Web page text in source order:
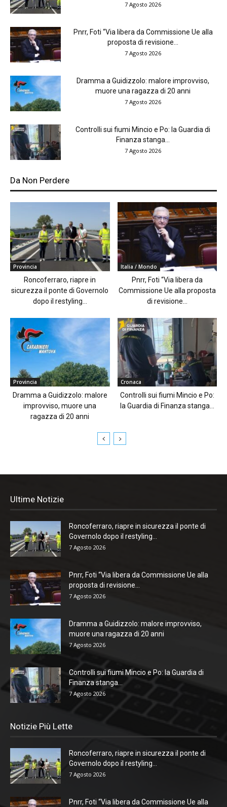
7 Agosto 2026
Pnrr, Foti “Via libera da Commissione Ue alla
proposta di revisione...
7 Agosto 2026
Dramma a Guidizzolo: malore improvviso,
muore una ragazza di 20 anni
7 Agosto 2026
Controlli sui fiumi Mincio e Po: la Guardia di
Finanza stanga...
7 Agosto 2026
Da Non Perdere
Provincia
Roncoferraro, riapre in
sicurezza il ponte di Governolo
dopo il restyling...
Italia / Mondo
Pnrr, Foti “Via libera da
Commissione Ue alla proposta
di revisione...
Provincia
Dramma a Guidizzolo: malore
improvviso, muore una
ragazza di 20 anni
Cronaca
Controlli sui fiumi Mincio e Po:
la Guardia di Finanza stanga...
Ultime Notizie
Roncoferraro, riapre in sicurezza il ponte di
Governolo dopo il restyling...
7 Agosto 2026
Pnrr, Foti “Via libera da Commissione Ue alla
proposta di revisione...
7 Agosto 2026
Dramma a Guidizzolo: malore improvviso,
muore una ragazza di 20 anni
7 Agosto 2026
Controlli sui fiumi Mincio e Po: la Guardia di
Finanza stanga...
7 Agosto 2026
Notizie Più Lette
Roncoferraro, riapre in sicurezza il ponte di
Governolo dopo il restyling...
7 Agosto 2026
Pnrr, Foti “Via libera da Commissione Ue alla